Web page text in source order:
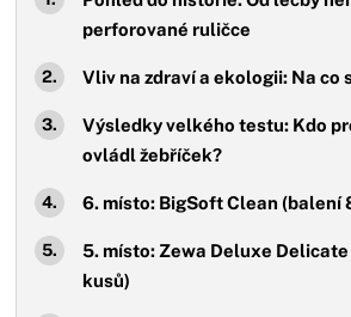
perforované ruličce
Vliv na zdraví a ekologii: Na co
Výsledky velkého testu: Kdo
ovládl žebříček?
6. místo: BigSoft Clean (balení
5. místo: Zewa Deluxe
kusů)